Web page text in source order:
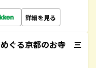
詳細を見る
ぐる京都のお寺 三